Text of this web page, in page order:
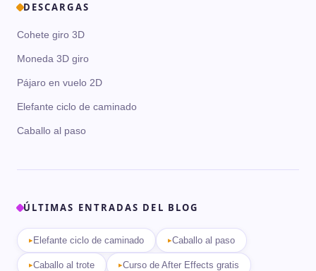
DESCARGAS
Cohete giro 3D
Moneda 3D giro
Pájaro en vuelo 2D
Elefante ciclo de caminado
Caballo al paso
ÚLTIMAS ENTRADAS DEL BLOG
Elefante ciclo de caminado Caballo al paso
Caballo al trote Curso de After Effects gratis